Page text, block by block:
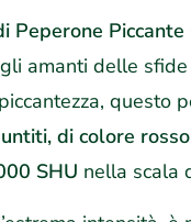
Peperone
amanti delle
questo
di colore
SHU nella scala